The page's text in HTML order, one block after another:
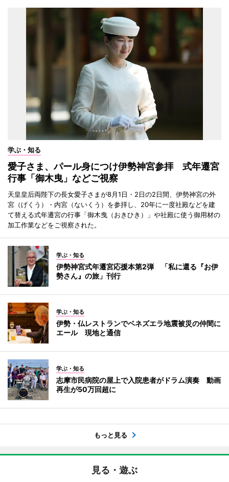
学ぶ・知る
愛子さま、パール身につけ伊勢神宮参拝 式年遷宮
行事「御木曳」などご視察
天皇皇后両陛下の長女愛子さまが8月1日・2日の2日間、伊勢神宮の外
宮（げくう）・内宮（ないくう）を参拝し、20年に一度社殿などを建
て替える式年遷宮の行事「御木曳（おきひき）」や社殿に使う御用材の
加工作業などをご視察された。
学ぶ・知る
伊勢神宮式年遷宮応援本第2弾 「私に還る『お伊
勢さん』の旅」刊行
学ぶ・知る
伊勢・仏レストランでベネズエラ地震被災の仲間に
エール 現地と通信
学ぶ・知る
志摩市民病院の屋上で入院患者がドラム演奏 動画
再生が50万回超に
もっと見る
見る・遊ぶ